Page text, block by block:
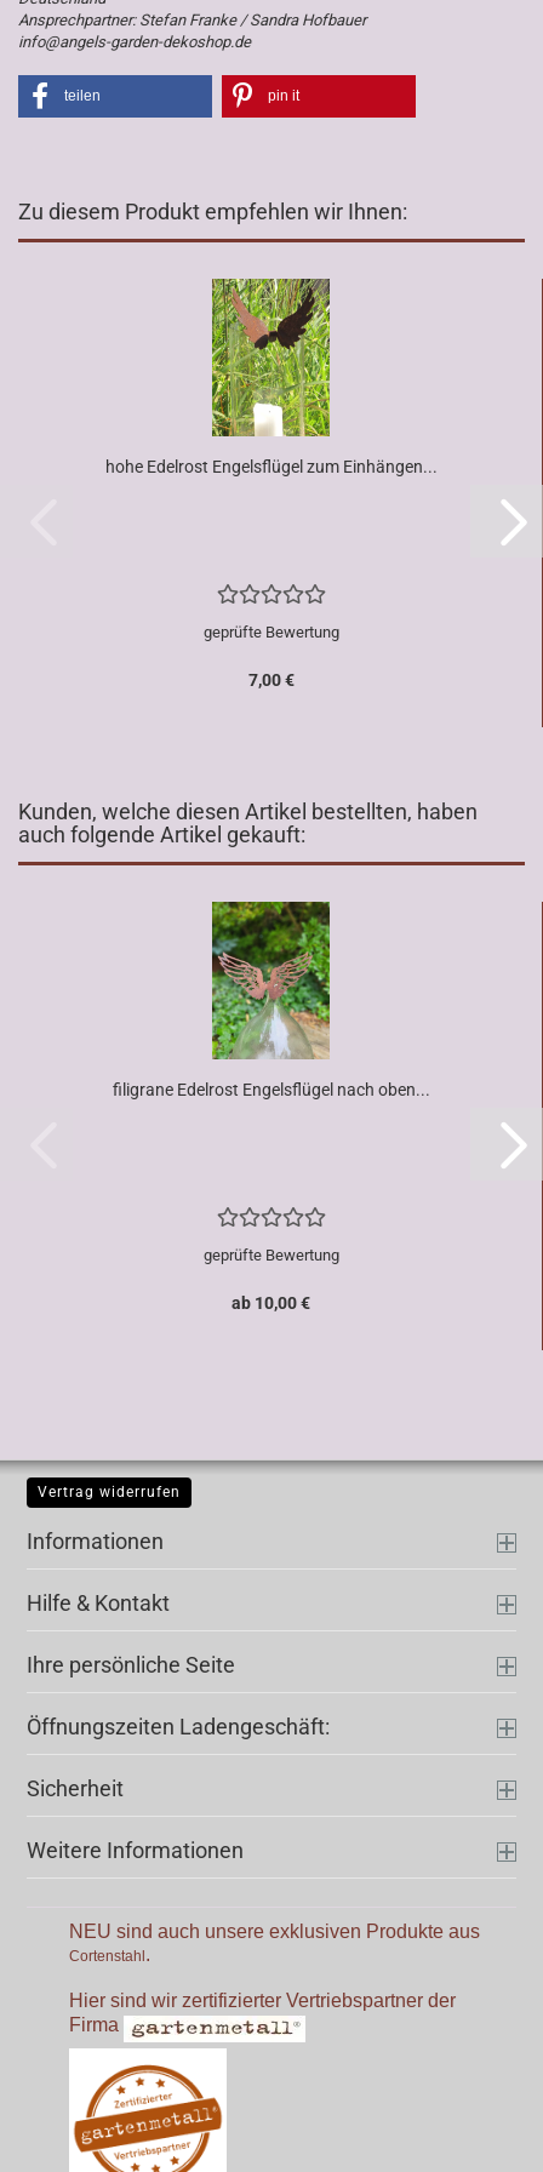
Ansprechpartner: Stefan Franke / Sandra Hofbauer
info@angels-garden-dekoshop.de
teilen pin it
Zu diesem Produkt empfehlen wir Ihnen:
hohe Edelrost Engelsflügel zum Einhängen...
geprüfte Bewertung
7,00 €
Kunden, welche diesen Artikel bestellten, haben
auch folgende Artikel gekauft:
filigrane Edelrost Engelsflügel nach oben...
geprüfte Bewertung
ab 10,00 €
Vertrag widerrufen
Informationen
Hilfe & Kontakt
Ihre persönliche Seite
Öffnungszeiten Ladengeschäft:
Sicherheit
Weitere Informationen
NEU sind auch unsere exklusiven Produkte aus
Cortenstahl.
Hier sind wir zertifizierter Vertriebspartner der
Firma